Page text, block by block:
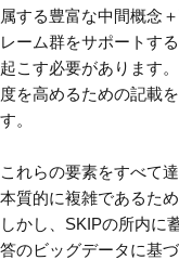
属する豊富な中間概念
レーム群をサポートす
起こす必要があります
度を高めるための記載
す。
これらの要素をすべて
本質的に複雑であるた
しかし、SKIPの所内に
答のビッグデータに基